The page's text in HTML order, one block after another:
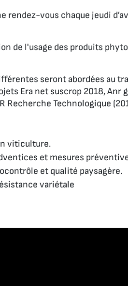
rendez-vous chaque jeudi
de l'usage des produits
seront abordées au
Era net suscrop 2018, Anr
Recherche Technologique
viticulture.
et mesures
et qualité paysagère.
variétale